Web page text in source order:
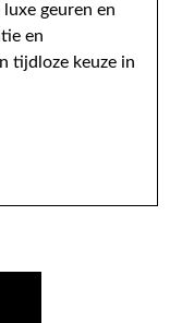
geuren en
en
tijdloze keuze in